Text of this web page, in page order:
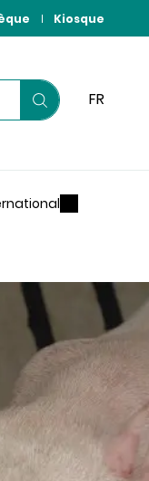
Kiosque
Lancer
FR